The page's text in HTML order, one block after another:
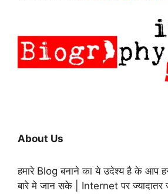
About Us
हमारे Blog बनाने का ये उदेश्य है के आप
बारे मे जान सके | Internet पर ज्यादातर